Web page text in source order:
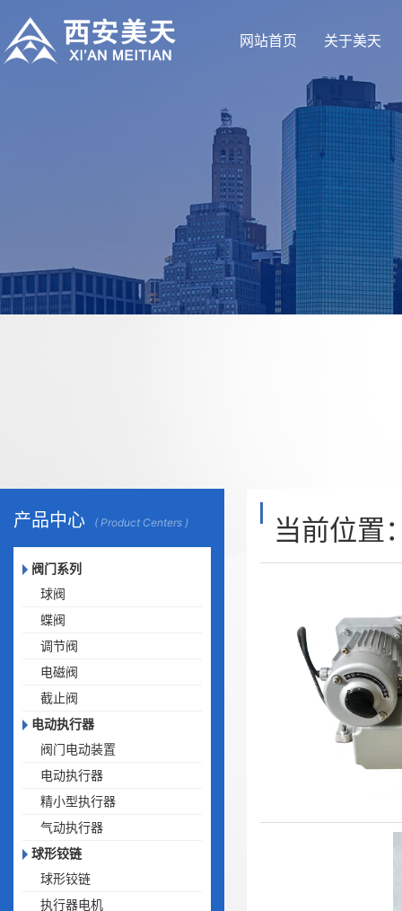
网站首页 关于美天
产品中心 ( Product Centers )
阀门系列
球阀
蝶阀
调节阀
电磁阀
截止阀
电动执行器
阀门电动装置
电动执行器
精小型执行器
气动执行器
球形铰链
球形铰链
执行器电机
当前位置